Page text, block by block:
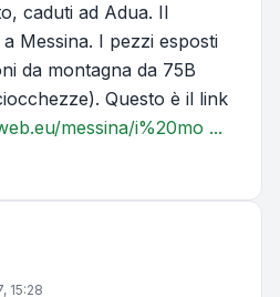
, caduti ad Adua. Il
Messina. I pezzi esposti
da montagna da 75B
Questo è il link
messina/i%20mo ...
15:28